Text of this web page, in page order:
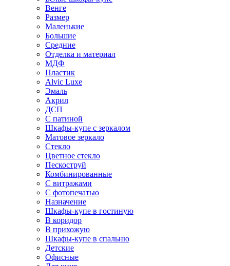
Венге
Размер
Маленькие
Большие
Средние
Отделка и материал
МДФ
Пластик
Alvic Luxe
Эмаль
Акрил
ДСП
С патиной
Шкафы-купе с зеркалом
Матовое зеркало
Стекло
Цветное стекло
Пескоструй
Комбинированные
С витражами
С фотопечатью
Назначение
Шкафы-купе в гостиную
В коридор
В прихожую
Шкафы-купе в спальню
Детские
Офисные